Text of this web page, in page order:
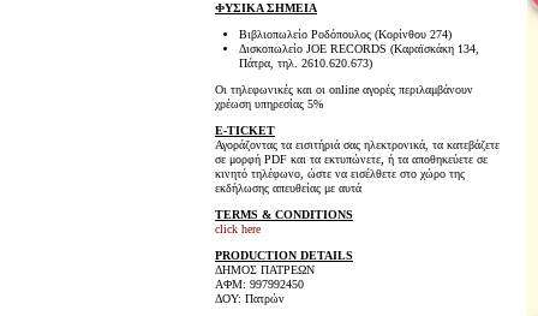
ΦΥΣΙΚΑ ΣΗΜΕΙΑ
Βιβλιοπωλείο Ροδόπουλος (Κορίνθου 274)
Δισκοπωλείο JOE RECORDS (Καραϊσκάκη 134,
Πάτρα, τηλ. 2610.620.673)
Οι τηλεφωνικές και οι online αγορές περιλαμβάνουν
χρέωση υπηρεσίας 5%
E-TICKET
Αγοράζοντας τα εισιτήριά σας ηλεκτρονικά, τα κατεβάζετε
σε μορφή PDF και τα εκτυπώνετε, ή τα αποθηκεύετε σε
κινητό τηλέφωνο, ώστε να εισέλθετε στο χώρο της
εκδήλωσης απευθείας με αυτά
TERMS & CONDITIONS
click here
PRODUCTION DETAILS
ΔΗΜΟΣ ΠΑΤΡΕΩΝ
ΑΦΜ: 997992450
ΔΟΥ: Πατρών